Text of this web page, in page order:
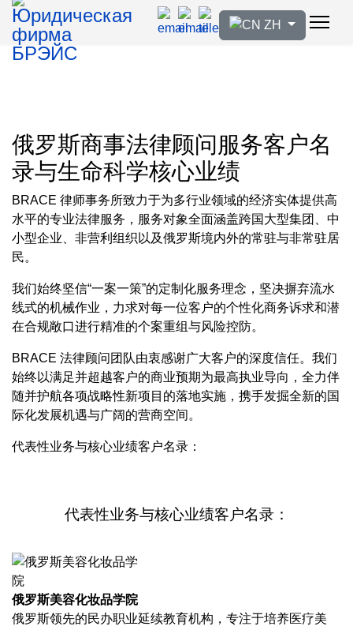
选择你的语音
ZH
俄罗斯商事法律顾问服务客户名
录与生命科学核心业绩
BRACE 律师事务所致力于为多行业领域的经济实体提供高
水平的专业法律服务，服务对象全面涵盖跨国大型集团、中
小型企业、非营利组织以及俄罗斯境内外的常驻与非常驻居
民。
我们始终坚信“一案一策”的定制化服务理念，坚决摒弃流水
线式的机械作业，力求对每一位客户的个性化商务诉求和潜
在合规敞口进行精准的个案重组与风险控防。
BRACE 法律顾问团队由衷感谢广大客户的深度信任。我们
始终以满足并超越客户的商业预期为最高执业导向，全力伴
随并护航各项战略性新项目的落地实施，携手发掘全新的国
际化发展机遇与广阔的营商空间。
代表性业务与核心业绩客户名录：
代表性业务与核心业绩客户名录：
俄罗斯美容化妆品学院
俄罗斯领先的民办职业延续教育机构，专注于培养医疗美